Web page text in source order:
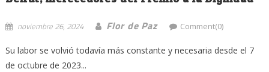
noviembre 26, 2024 Flor de Paz Comment(0)
Su labor se volvió todavía más constante y necesaria desde el 7
de octubre de 2023...